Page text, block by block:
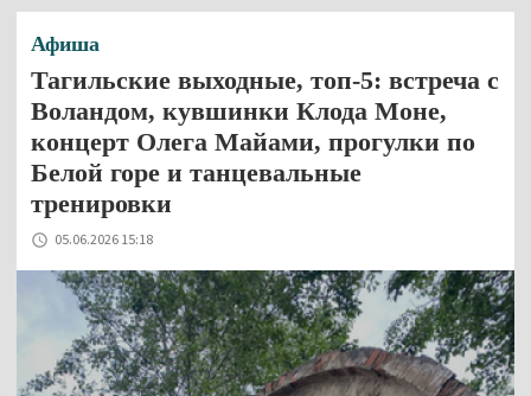
Афиша
Тагильские выходные, топ-5: встреча с
Воландом, кувшинки Клода Моне,
концерт Олега Майами, прогулки по
Белой горе и танцевальные
тренировки
05.06.2026 15:18